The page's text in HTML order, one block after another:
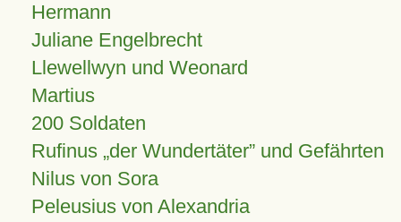
Hermann
Juliane Engelbrecht
Llewellwyn und Weonard
Martius
200 Soldaten
Rufinus „der Wundertäter” und Gefährten
Nilus von Sora
Peleusius von Alexandria